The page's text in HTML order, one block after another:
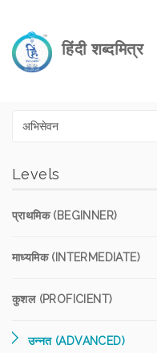
हिंदी शब्दमित्र
Levels
प्राथमिक (BEGINNER)
माध्यमिक (INTERMEDIATE)
कुशल (PROFICIENT)
उन्नत (ADVANCED)